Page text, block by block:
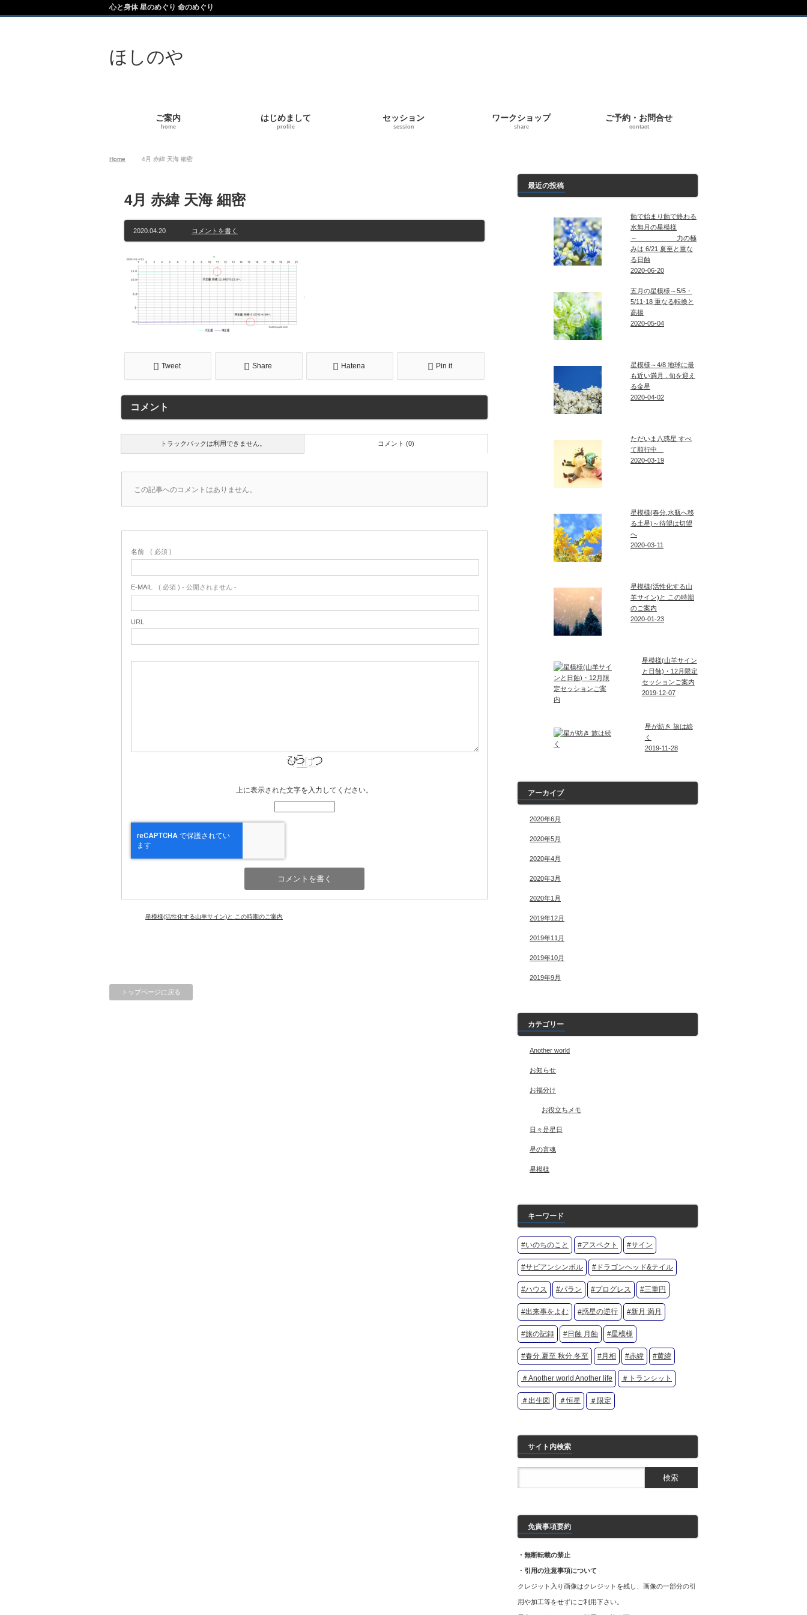
ほしのや
ご案内
home
はじめまして
profile
セッション
session
ワークショップ
share
ご予約・お問合せ
contact
心と身体 星のめぐり 命のめぐり
Home 4月 赤緯 天海 細密
4月 赤緯 天海 細密
2020.04.20 コメントを書く
Tweet Share Hatena Pin it
コメント
トラックバックは利用できません。 コメント (0)
この記事へのコメントはありません。
名前 ( 必須 )
E-MAIL ( 必須 ) - 公開されません -
URL
上に表示された文字を入力してください。
星模様(活性化する山羊サイン)と この時期のご案内
トップページに戻る
最近の投稿
蝕で始まり蝕で終わる
水無月の星模様
～ 力の極
みは 6/21 夏至と重な
る日蝕
2020-06-20
五月の星模様～5/5・
5/11-18 重なる転換と
高揚
2020-05-04
星模様～4/8 地球に最
も近い満月 . 旬を迎え
る金星
2020-04-02
ただいま八惑星 すべ
て順行中
2020-03-19
星模様(春分.水瓶へ移
る土星)～待望は切望
へ
2020-03-11
星模様(活性化する山
羊サイン)と この時期
のご案内
2020-01-23
星模様(山羊サイン
と日蝕)・12月限定
セッションご案内
2019-12-07
星が紡き 旅は続
く
2019-11-28
アーカイブ
2020年6月
2020年5月
2020年4月
2020年3月
2020年1月
2019年12月
2019年11月
2019年10月
2019年9月
カテゴリー
Another world
お知らせ
お福分け
お役立ちメモ
日々是星日
星の言魂
星模様
キーワード
#いのちのこと #アスペクト #サイン
#サビアンシンボル #ドラゴンヘッド&テイル
#ハウス #パラン #プログレス #三重円
#出来事をよむ #惑星の逆行 #新月 満月
#旅の記録 #日蝕 月蝕 #星模様
#春分.夏至.秋分.冬至 #月相 #赤緯 #黄緯
＃Another world Another life ＃トランシット
＃出生図 ＃恒星 ＃限定
サイト内検索
免責事項要約
・無断転載の禁止
・引用の注意事項について
クレジット入り画像はクレジットを残し、画像の一部分の引
用や加工等をせずにご利用下さい。